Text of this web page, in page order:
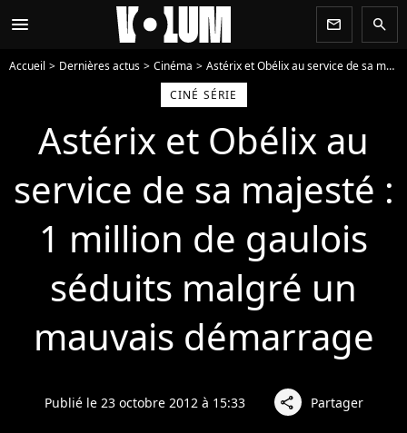
menu newsletter search
Accueil Dernières actus Cinéma
Astérix et Obélix au service de sa majesté : 1 million de gaulois séduits malgré un mauvais démarrage
CINÉ SÉRIE
Astérix et Obélix au
service de sa majesté :
1 million de gaulois
séduits malgré un
mauvais démarrage
Publié le 23 octobre 2012 à 15:33 share Partager